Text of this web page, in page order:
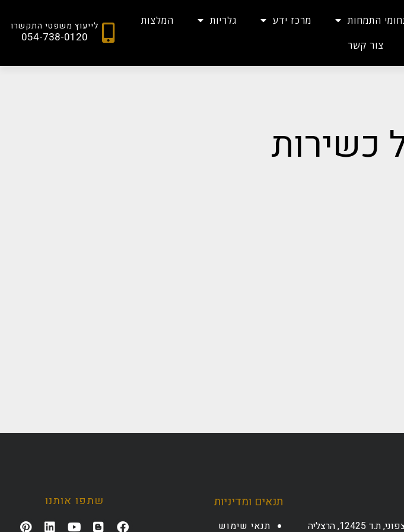
התמחות מרכז ידע גלריות
המלצות
צור קשר
לייעוץ משפטי התקשרו
054-738-0120
כשירות
רח' החושלים 8, קומה 6, אגף צפוני, ת.ד 12425, הרצליה
תנאים ומדיניות
תנאי שימוש
שתפו אותנו